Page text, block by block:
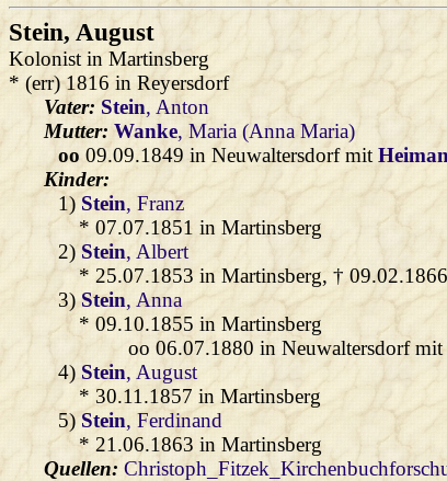
Stein, August
Kolonist in Martinsberg
* (err) 1816 in Reyersdorf
Vater: Stein, Anton
Mutter: Wanke, Maria (Anna Maria)
oo 09.09.1849 in Neuwaltersdorf mit
Kinder:
1) Stein, Franz
* 07.07.1851 in Martinsberg
2)Stein, Albert
* 25.07.1853 in Martinsberg, †
3)Stein, Anna
* 09.10.1855 in Martinsberg
oo 06.07.1880 in Neuwaltersdorf mit
4) Stein, August
* 30.11.1857 in Martinsberg
5)Stein, Ferdinand
* 21.06.1863 in Martinsberg
Quellen: